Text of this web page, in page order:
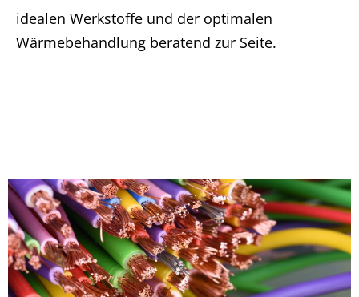
idealen Werkstoffe und der optimalen
Wärmebehandlung beratend zur Seite.